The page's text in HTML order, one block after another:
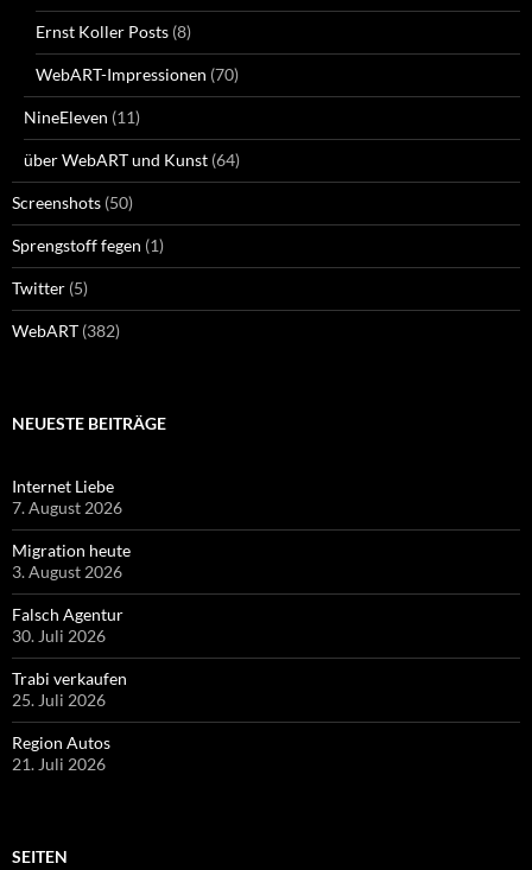
Ernst Koller Posts (8)
WebART-Impressionen (70)
NineEleven (11)
über WebART und Kunst (64)
Screenshots (50)
Sprengstoff fegen (1)
Twitter (5)
WebART (382)
NEUESTE BEITRÄGE
Internet Liebe
7. August 2026
Migration heute
3. August 2026
Falsch Agentur
30. Juli 2026
Trabi verkaufen
25. Juli 2026
Region Autos
21. Juli 2026
SEITEN